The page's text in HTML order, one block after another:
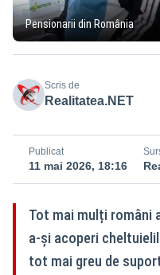
Pensionarii din România
Scris de
Realitatea.NET
Publicat
11 mai 2026, 18:16
Tot mai mulți români
a-și acoperi
tot mai greu de